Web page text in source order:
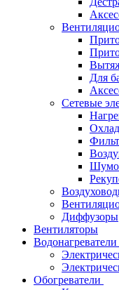
Для
Сетевые
Диффузоры
Вентиляторы
Водонагреватели
Обогреватели